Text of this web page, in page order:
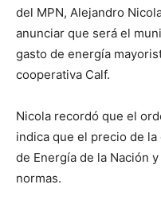
del MPN, Alejandro
anunciar que será el
gasto de energía
cooperativa Calf.
Nicola recordó que el
indica que el precio de
de Energía de la Nación
normas.